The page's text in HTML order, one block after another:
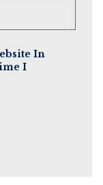
In
I